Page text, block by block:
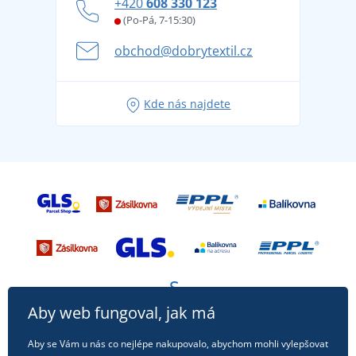
Věrnostní program BONTIS +
Letní dobrodružství začíná balením aneb připravte
se na dovolenou bez starostí
(Po-Pá, 7-15:30)
obchod@dobrytextil.cz
Kde nás najdete
Aby web fungoval, jak má
Aby se Vám u nás co nejlépe nakupovalo, abychom mohli vylepšovat